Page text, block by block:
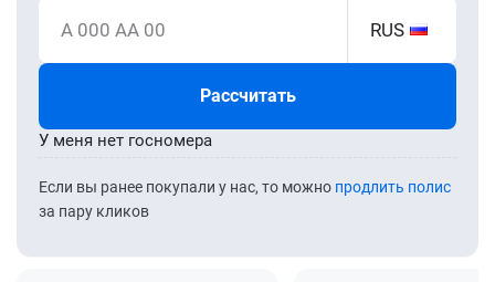
А 000 АА 00 RUS
Рассчитать
Если вы ранее покупали у нас, то можно продлить полис
за пару кликов
У меня нет госномера